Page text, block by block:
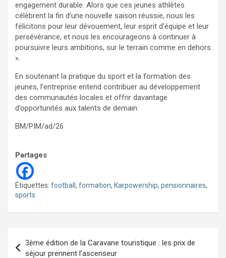
engagement durable. Alors que ces jeunes athlètes
célèbrent la fin d’une nouvelle saison réussie, nous les
félicitons pour leur dévouement, leur esprit d’équipe et leur
persévérance, et nous les encourageons à continuer à
poursuivre leurs ambitions, sur le terrain comme en dehors
».
En soutenant la pratique du sport et la formation des
jeunes, l’entreprise entend contribuer au développement
des communautés locales et offrir davantage
d’opportunités aux talents de demain.
BM/PIM/ad/26
Partages
Étiquettes: football , formation, Karpowership, pensionnaires,
sports
de
3ème édition de la Caravane touristique : les prix de
séjour prennent l’ascenseur